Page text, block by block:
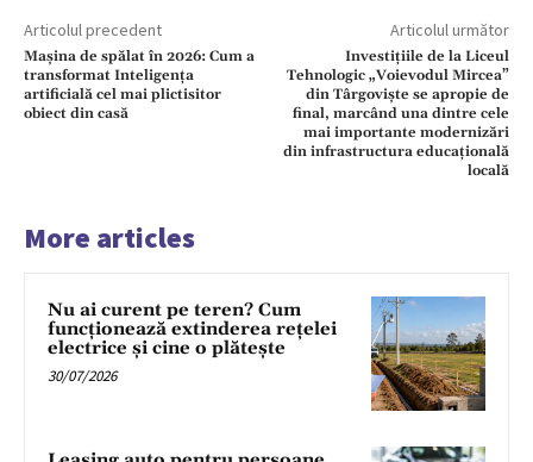
Articolul precedent
Mașina de spălat în 2026: Cum a
transformat Inteligența
artificială cel mai plictisitor
obiect din casă
Articolul următor
Investițiile de la Liceul
Tehnologic „Voievodul Mircea”
din Târgoviște se apropie de
final, marcând una dintre cele
mai importante modernizări
din infrastructura educațională
locală
More articles
Nu ai curent pe teren? Cum
funcționează extinderea rețelei
electrice și cine o plătește
30/07/2026